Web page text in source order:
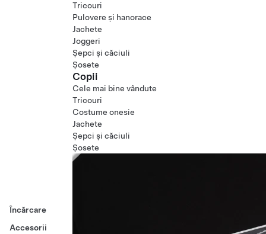
Încărcare
Accesorii
Tricouri
Pulovere și hanorace
Jachete
Joggeri
Șepci și căciuli
Șosete
Copii
Cele mai bine vândute
Tricouri
Costume onesie
Jachete
Șepci și căciuli
Șosete